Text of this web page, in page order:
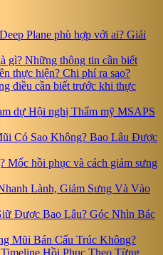
Plane phù hợp với ai? Giải
gì? Những thông tin cần biết
thực hiện? Chi phí ra sao?
điều cần biết trước khi thực
dự Hội nghị Thẩm mỹ MSAPS
Có Sao Không? Bao Lâu Được
Mốc hồi phục và cách giảm sưng
Lành, Giảm Sưng Và Vào
Được Bao Lâu? Góc Nhìn Bác
Mũi Bán Cấu Trúc Không?